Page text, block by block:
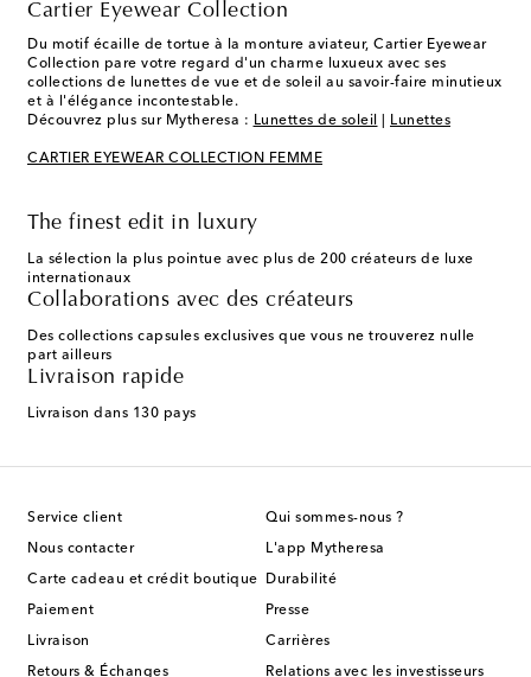
Cartier Eyewear Collection
Du motif écaille de tortue à la monture aviateur, Cartier Eyewear
Collection pare votre regard d'un charme luxueux avec ses
collections de lunettes de vue et de soleil au savoir-faire minutieux
et à l'élégance incontestable.
Découvrez plus sur Mytheresa : Lunettes de soleil Lunettes
CARTIER EYEWEAR COLLECTION FEMME
The finest edit in luxury
La sélection la plus pointue avec plus de 200 créateurs de luxe
internationaux
Collaborations avec des créateurs
Des collections capsules exclusives que vous ne trouverez nulle
part ailleurs
Livraison rapide
Livraison dans 130 pays
Service client
Nous contacter
Carte cadeau et crédit boutique
Paiement
Livraison
Retours & Échanges
Qui sommes-nous ?
L'app Mytheresa
Durabilité
Presse
Carrières
Relations avec les investisseurs